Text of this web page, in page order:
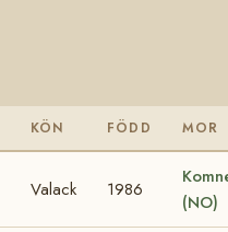
KÖN FÖDD MOR
Valack 1986
(NO)